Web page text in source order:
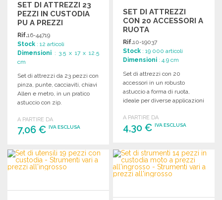
SET DI ATTREZZI 23
PEZZI IN CUSTODIA
PU A PREZZI
ALL'INGROSSO
Rif.16-44719
Stock : 12 articoli
Dimensioni : 3.5 x 17 x 12.5
cm
Set di attrezzi da 23 pezzi con
pinza, punte, cacciaviti, chiavi
Allen e metro, in un pratico
astuccio con zip.
A PARTIRE DA
7,06 € IVA ESCLUSA
ORDINARE
Richiedi un preventivo
SET DI ATTREZZI
CON 20 ACCESSORI A
RUOTA
Rif.10-19037
Stock : 19 000 articoli
Dimensioni : 4.9 cm
Set di attrezzi con 20
accessori in un robusto
astuccio a forma di ruota,
ideale per diverse applicazioni
A PARTIRE DA
4,30 €IVA ESCLUSA
ORDINARE
Richiedi un preventivo